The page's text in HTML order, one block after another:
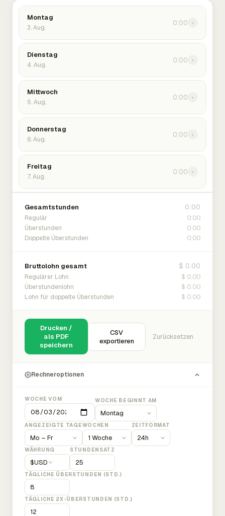
Montag
3. Aug.
0:00 ›
Dienstag
4. Aug.
0:00 ›
Mittwoch
5. Aug.
0:00 ›
Donnerstag
6. Aug.
0:00 ›
Freitag
7. Aug.
0:00 ›
Gesamtstunden 0:00
Regulär 0:00
Überstunden 0:00
Doppelte Überstunden 0:00
Bruttolohn gesamt $ 0.00
Regulärer Lohn $ 0.00
Überstundenlohn $ 0.00
Lohn für doppelte Überstunden $ 0.00
Drucken /
als PDF
speichern
CSV
exportieren
Zurücksetzen
Rechneroptionen
WOCHE VOM WOCHE BEGINNT AM
ANGEZEIGTE TAGEWOCHEN ZEITFORMAT
WÄHRUNG
$USD
STUNDENSATZ
TÄGLICHE ÜBERSTUNDEN (STD.)
TÄGLICHE 2X-ÜBERSTUNDEN (STD.)